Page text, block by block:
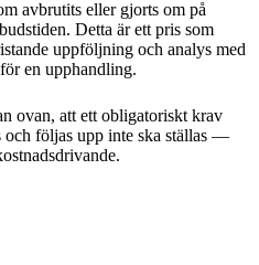
avbrutits eller gjorts om på
Detta är ett pris som
uppföljning och analys med
en upphandling.
ovan, att ett obligatoriskt krav
och följas upp inte ska ställas —